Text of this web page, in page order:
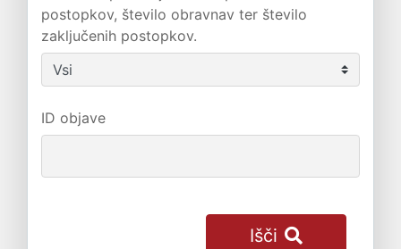
postopkov, število obravnav ter število
zaključenih postopkov.
ID objave
Išči